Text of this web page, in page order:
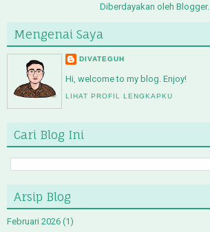
Diberdayakan oleh Blogger.
Mengenai Saya
DIVATEGUH
Hi, welcome to my blog. Enjoy!
LIHAT PROFIL LENGKAPKU
Cari Blog Ini
Arsip Blog
Februari 2026 (1)